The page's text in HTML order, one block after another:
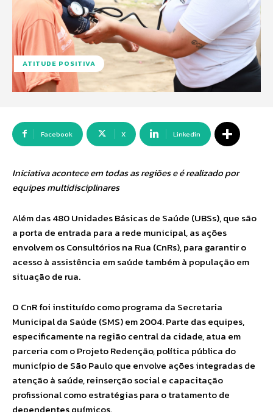
ATITUDE POSITIVA
Facebook X Linkedin
Iniciativa acontece em todas as regiões e é realizado por
equipes multidisciplinares
Além das 480 Unidades Básicas de Saúde (UBSs), que são
a porta de entrada para a rede municipal, as ações
envolvem os Consultórios na Rua (CnRs), para garantir o
acesso à assistência em saúde também à população em
situação de rua.
O CnR foi instituído como programa da Secretaria
Municipal da Saúde (SMS) em 2004. Parte das equipes,
especificamente na região central da cidade, atua em
parceria com o Projeto Redenção, política pública do
município de São Paulo que envolve ações integradas de
atenção à saúde, reinserção social e capacitação
profissional como estratégias para o tratamento de